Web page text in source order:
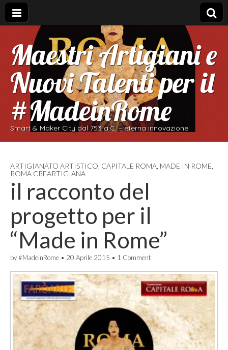
Maestri Artigiani e
Nuovi Talenti per il
#MadeinRome
Smart & Maker City dal 753 a.C. – eterna innovazione
ARTIGIANATO ARTISTICO CAPITALE ROMA MADE IN ROME
ROMA CREARTIGIANA
il racconto del
progetto per il
“Made in Rome”
by#MadeinRome • 20 Aprile 2015 • 1 Comment